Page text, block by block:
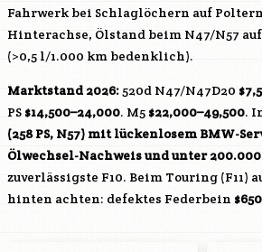
Fahrwerk bei Schlaglöchern auf
Hinterachse, Ölstand beim N47/N57
(>0,5 l/1.000 km bedenklich).
Marktstand 2026:520d N47/N47D20
PS $14,500–24,000. M5 $22,000–49,500.
(258 PS, N57) mit lückenlosem BMW-
Ölwechsel-Nachweis und unter
zuverlässigste F10. Beim Touring (F11)
hinten achten: defektes Federbein